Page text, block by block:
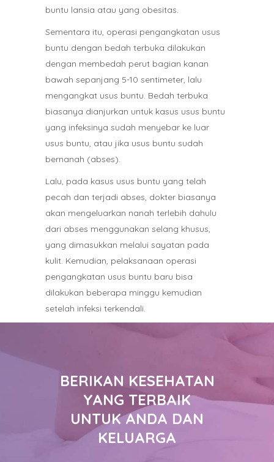
buntu lansia atau yang obesitas.
Sementara itu, operasi pengangkatan usus
buntu dengan bedah terbuka dilakukan
dengan membedah perut bagian kanan
bawah sepanjang 5-10 sentimeter, lalu
mengangkat usus buntu. Bedah terbuka
biasanya dianjurkan untuk kasus usus buntu
yang infeksinya sudah menyebar ke luar
usus buntu, atau jika usus buntu sudah
bernanah (abses).
Lalu, pada kasus usus buntu yang telah
pecah dan terjadi abses, dokter biasanya
akan mengeluarkan nanah terlebih dahulu
dari abses menggunakan selang khusus,
yang dimasukkan melalui sayatan pada
kulit. Kemudian, pelaksanaan operasi
pengangkatan usus buntu baru bisa
dilakukan beberapa minggu kemudian
setelah infeksi terkendali.
BERIKAN KESEHATAN
YANG TERBAIK
UNTUK ANDA DAN
KELUARGA